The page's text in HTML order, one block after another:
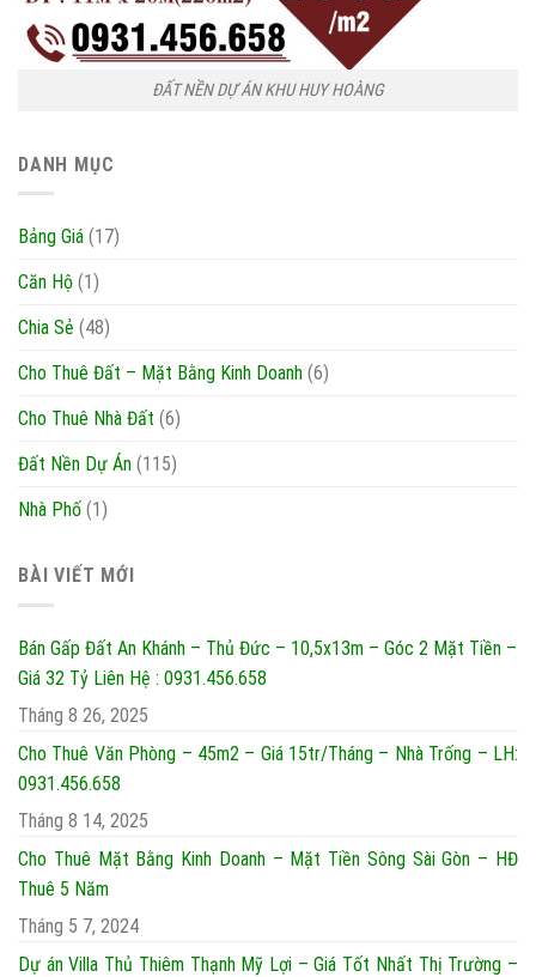
ĐẤT NỀN DỰ ÁN KHU HUY HOÀNG
DANH MỤC
Bảng Giá (17)
Căn Hộ (1)
Chia Sẻ (48)
Cho Thuê Đất – Mặt Bằng Kinh Doanh (6)
Cho Thuê Nhà Đất (6)
Đất Nền Dự Án (115)
Nhà Phố (1)
BÀI VIẾT MỚI
Bán Gấp Đất An Khánh – Thủ Đức – 10,5x13m – Góc 2 Mặt Tiền –
Giá 32 Tỷ Liên Hệ : 0931.456.658
Tháng 8 26, 2025
Cho Thuê Văn Phòng – 45m2 – Giá 15tr/Tháng – Nhà Trống – LH:
0931.456.658
Tháng 8 14, 2025
Cho Thuê Mặt Bằng Kinh Doanh – Mặt Tiền Sông Sài Gòn – HĐ
Thuê 5 Năm
Tháng 5 7, 2024
Dự án Villa Thủ Thiêm Thạnh Mỹ Lợi – Giá Tốt Nhất Thị Trường –